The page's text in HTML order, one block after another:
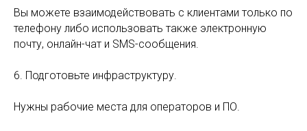
Вы можете взаимодействовать с клиентами только по
телефону либо использовать также электронную
почту, онлайн-чат и SMS-сообщения.
6. Подготовьте инфраструктуру.
Нужны рабочие места для операторов и ПО.